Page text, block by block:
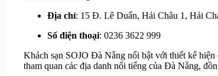
Địa chỉ: 15 Đ. Lê Duẩn, Hải Châu 1, Hải
Số điện thoại: 0236 3622 999
Khách sạn SOJO Đà Nẵng nổi bật với thiết kế
tham quan các địa danh nổi tiếng của Đà Nẵng,